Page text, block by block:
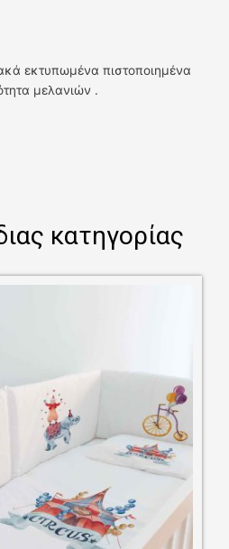
εκτυπωμένα πιστοποιημένα
μελανιών .
κατηγορίας